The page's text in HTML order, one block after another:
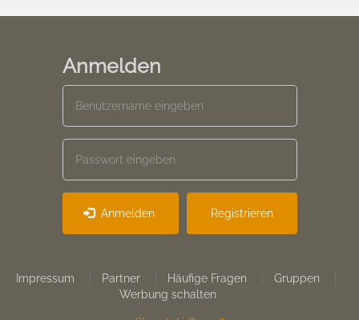
Anmelden
Anmelden Registrieren
Footer
Impressum Partner Häufige Fragen
Gruppen
Werbung schalten